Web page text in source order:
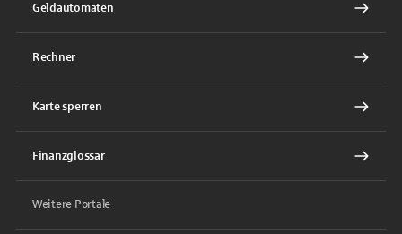
Geldautomaten
Rechner
Karte sperren
Finanzglossar
Weitere Portale